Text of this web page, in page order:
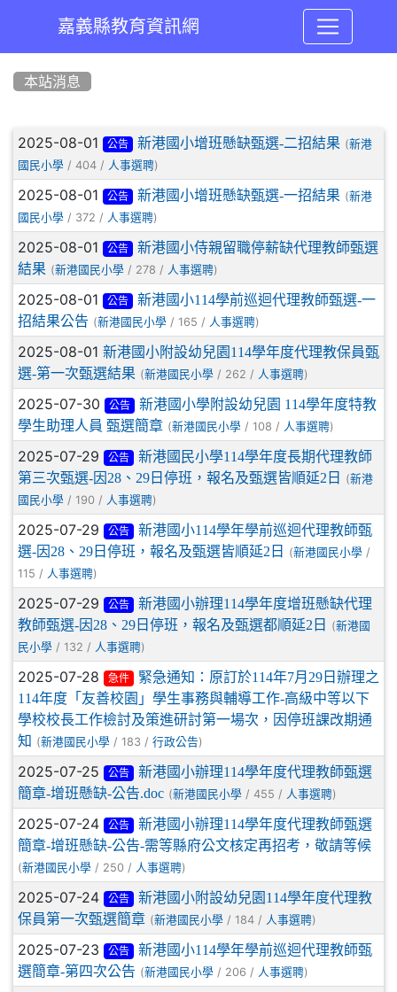
嘉義縣教育資訊網
本站消息
文章列表
2025-08-01 公告 新港國小增班懸缺甄選-二招結果 (新港
國民小學 / 404 / 人事選聘)
2025-08-01 公告 新港國小增班懸缺甄選-一招結果 (新港
國民小學 / 372 / 人事選聘)
2025-08-01 公告
新港國小侍親留職停薪缺代理教師甄選
結果 (新港國民小學 / 278 / 人事選聘)
2025-08-01 公告
新港國小114學前巡迴代理教師甄選-一
招結果公告 (新港國民小學 / 165 / 人事選聘)
2025-08-01 新港國小附設幼兒園114學年度代理教保員甄
選-第一次甄選結果 (新港國民小學 / 262 / 人事選聘)
2025-07-30 公告
新港國小學附設幼兒園 114學年度特教
學生助理人員 甄選簡章 (新港國民小學 / 108 / 人事選聘)
2025-07-29 公告
新港國民小學114學年度長期代理教師
第三次甄選-因28、29日停班，報名及甄選皆順延2日
(新港
國民小學 / 190 / 人事選聘)
2025-07-29 公告
新港國小114學年學前巡迴代理教師甄
選-因28、29日停班，報名及甄選皆順延2日
(新港國民小學 /
115 / 人事選聘)
2025-07-29 公告
新港國小辦理114學年度增班懸缺代理
教師甄選-因28、29日停班，報名及甄選都順延2日
(新港國
民小學 / 132 / 人事選聘)
2025-07-28 急件
緊急通知：原訂於114年7月29日辦理之
114年度「友善校園」學生事務與輔導工作-高級中等以下
學校校長工作檢討及策進研討第一場次，因停班課改期通
知 (新港國民小學 / 183 / 行政公告)
2025-07-25 公告
新港國小辦理114學年度代理教師甄選
簡章-增班懸缺-公告.doc (新港國民小學 / 455 / 人事選聘)
2025-07-24 公告
新港國小辦理114學年度代理教師甄選
簡章-增班懸缺-公告-需等縣府公文核定再招考，敬請等候
(新港國民小學 / 250 / 人事選聘)
2025-07-24 公告
新港國小附設幼兒園114學年度代理教
保員第一次甄選簡章 (新港國民小學 / 184 / 人事選聘)
2025-07-23 公告
新港國小114學年學前巡迴代理教師甄
選簡章-第四次公告 (新港國民小學 / 206 / 人事選聘)